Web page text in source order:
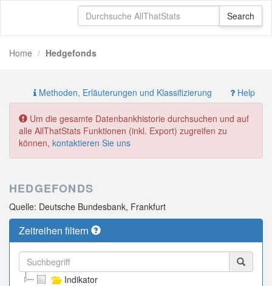
Home Hedgefonds
Methoden, Erläuterungen und Klassifizierung Help
Um die gesamte Datenbankhistorie durchsuchen und auf
alle AllThatStats Funktionen (inkl. Export) zugreifen zu
können, kontaktieren Sie uns
HEDGEFONDS
Quelle: Deutsche Bundesbank, Frankfurt
Zeitreihen filtern
Indikator